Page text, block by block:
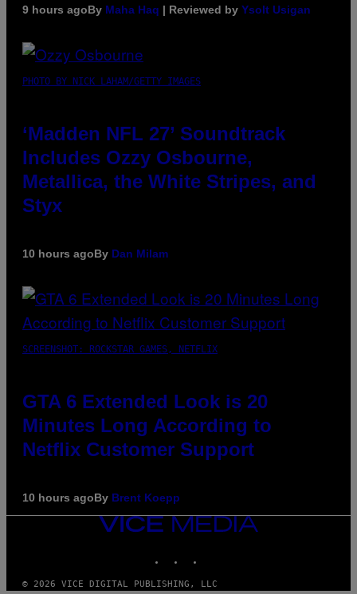
9 hours agoBy Maha Haq | Reviewed by Ysolt Usigan
PHOTO BY NICK LAHAM/GETTY IMAGES
‘Madden NFL 27’ Soundtrack
Includes Ozzy Osbourne,
Metallica, the White Stripes, and
Styx
10 hours agoBy Dan Milam
SCREENSHOT: ROCKSTAR GAMES, NETFLIX
GTA 6 Extended Look is 20
Minutes Long According to
Netflix Customer Support
10 hours agoBy Brent Koepp
VICE
MEDIA
© 2026 VICE DIGITAL PUBLISHING, LLC